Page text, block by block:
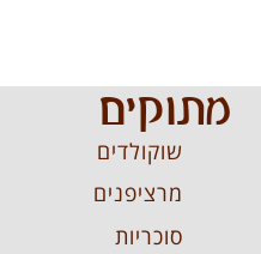
מתוקים
שוקולדים
מרציפנים
סוכריות